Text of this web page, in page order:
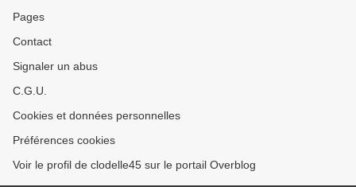
Pages
Contact
Signaler un abus
C.G.U.
Cookies et données personnelles
Préférences cookies
Voir le profil de clodelle45 sur le portail Overblog